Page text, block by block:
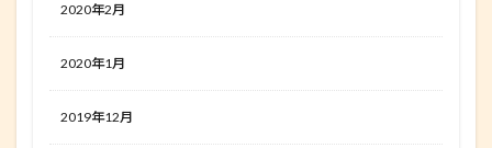
2020年2月
2020年1月
2019年12月